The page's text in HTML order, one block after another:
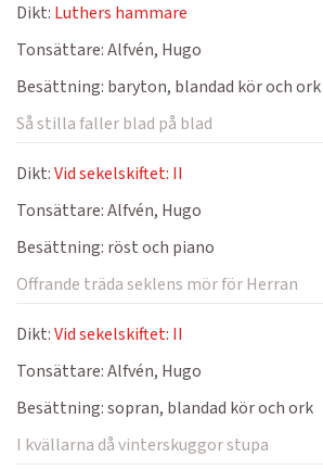
Dikt: Luthers hammare
Tonsättare:Alfvén, Hugo
Besättning: baryton, blandad kör och ork
Så stilla faller blad på blad
Dikt:Vid sekelskiftet: II
Tonsättare:Alfvén, Hugo
Besättning: röst och piano
Offrande träda seklens mör för Herran
Dikt:Vid sekelskiftet: II
Tonsättare:Alfvén, Hugo
Besättning:sopran, blandad kör och ork
I kvällarna då vinterskuggor stupa